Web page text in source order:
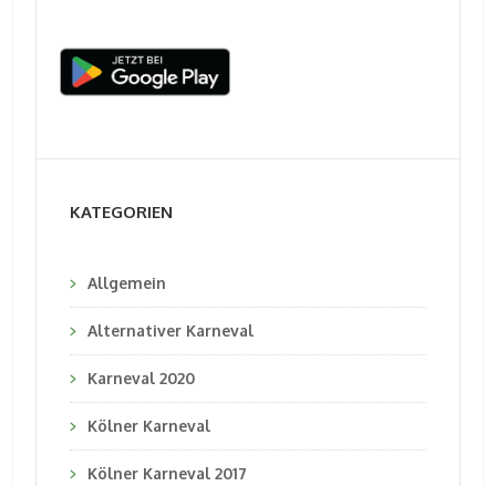
KATEGORIEN
Allgemein
Alternativer Karneval
Karneval 2020
Kölner Karneval
Kölner Karneval 2017